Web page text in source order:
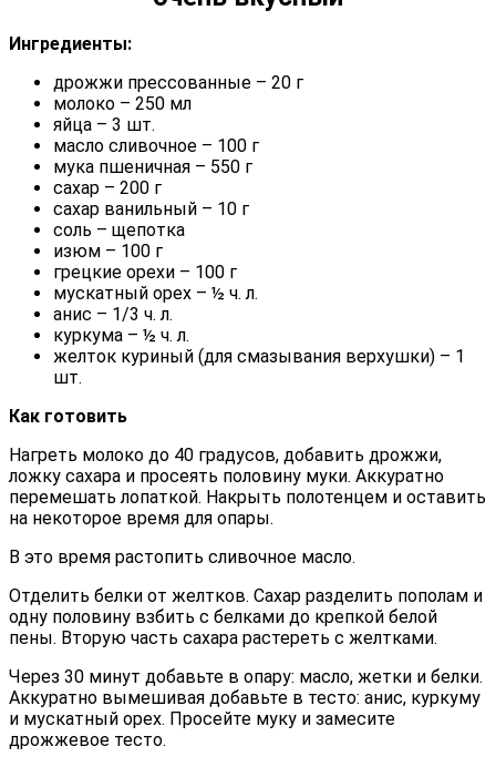
Ингредиенты:
дрожжи прессованные – 20 г
молоко – 250 мл
яйца – 3 шт.
масло сливочное – 100 г
мука пшеничная – 550 г
сахар – 200 г
сахар ванильный – 10 г
соль – щепотка
изюм – 100 г
грецкие орехи – 100 г
мускатный орех – ½ ч. л.
анис – 1/3 ч. л.
куркума – ½ ч. л.
желток куриный (для смазывания верхушки) – 1
шт.
Как готовить
Нагреть молоко до 40 градусов, добавить дрожжи,
ложку сахара и просеять половину муки. Аккуратно
перемешать лопаткой. Накрыть полотенцем и оставить
на некоторое время для опары.
В это время растопить сливочное масло.
Отделить белки от желтков. Сахар разделить пополам и
одну половину взбить с белками до крепкой белой
пены. Вторую часть сахара растереть с желтками.
Через 30 минут добавьте в опару: масло, жетки и белки.
Аккуратно вымешивая добавьте в тесто: анис, куркуму
и мускатный орех. Просейте муку и замесите
дрожжевое тесто.